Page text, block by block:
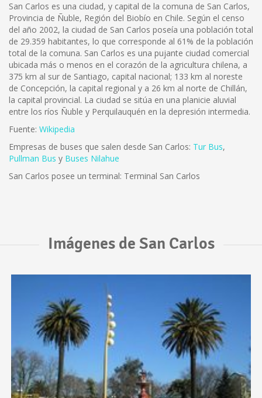
San Carlos es una ciudad, y capital de la comuna de San Carlos,
Provincia de Ñuble, Región del Biobío en Chile. Según el censo
del año 2002, la ciudad de San Carlos poseía una población total
de 29.359 habitantes, lo que corresponde al 61% de la población
total de la comuna. San Carlos es una pujante ciudad comercial
ubicada más o menos en el corazón de la agricultura chilena, a
375 km al sur de Santiago, capital nacional; 133 km al noreste
de Concepción, la capital regional y a 26 km al norte de Chillán,
la capital provincial. La ciudad se sitúa en una planicie aluvial
entre los ríos Ñuble y Perquilauquén en la depresión intermedia.
Fuente: Wikipedia
Empresas de buses que salen desde San Carlos: Tur Bus,
Pullman Bus y Buses Nilahue
San Carlos posee un terminal: Terminal San Carlos
Imágenes de San Carlos